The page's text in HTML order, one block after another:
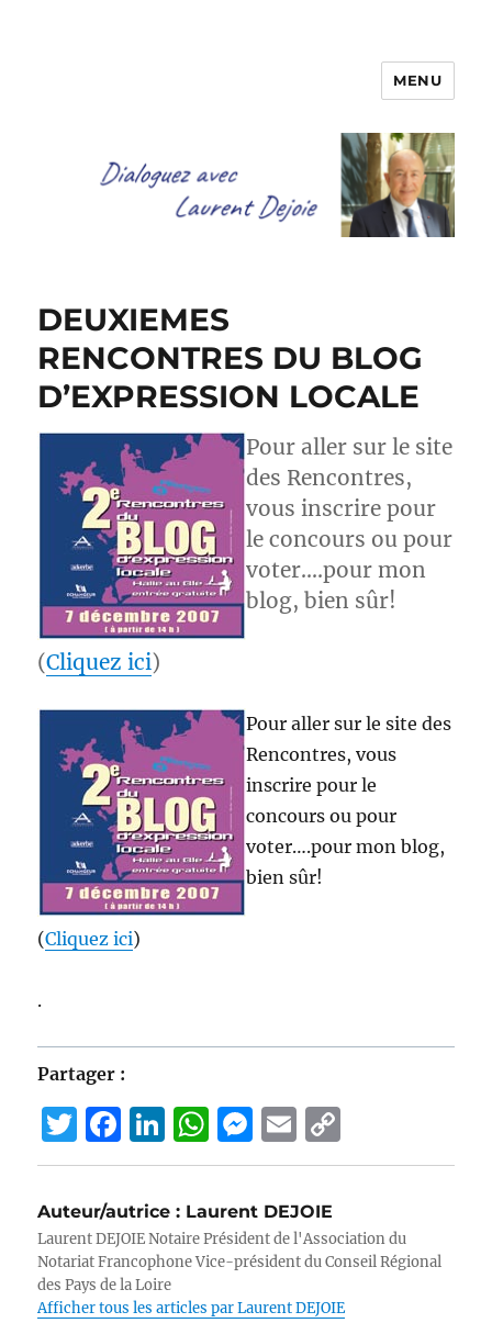
Dialoguez avec Laurent Dejoie
MENU
DEUXIEMES
RENCONTRES DU BLOG
D’EXPRESSION LOCALE
Pour aller sur le site
des Rencontres,
vous inscrire pour
le concours ou pour
voter….pour mon
blog, bien sûr!
(Cliquez ici)
Pour aller sur le site des
Rencontres, vous
inscrire pour le
concours ou pour
voter….pour mon blog,
bien sûr!
(Cliquez ici)
.
Partager :
T
w
it
te
r
F
a
c
e
b
o
Li
n
e
d
I
W
h
s
A
p
M
e
ss
e
n
g
E
m
ai
l
o
y
Li
n
Auteur/autrice : Laurent DEJOIE
Laurent DEJOIE Notaire Président de l'Association du
Notariat Francophone Vice-président du Conseil Régional
des Pays de la Loire
Afficher tous les articles par Laurent DEJOIE